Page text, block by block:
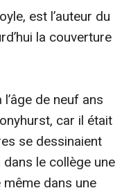
est l’auteur du
la couverture
de neuf ans
car il était
se dessinaient
le collège une
dans une